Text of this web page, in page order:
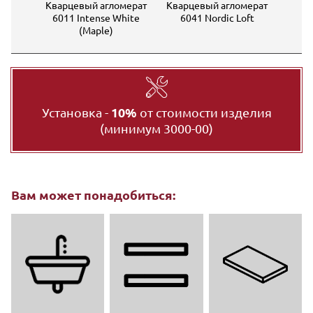
Кварцевый агломерат
6011 Intense White
(Maple)
Кварцевый агломерат
6041 Nordic Loft
Установка - 10% от стоимости изделия
(минимум 3000-00)
Вам может понадобиться: